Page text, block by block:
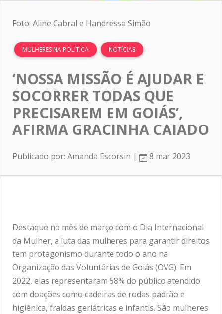
Foto: Aline Cabral e Handressa Simão
MULHERES NA POLÍTICA NOTÍCIAS
‘NOSSA MISSÃO É AJUDAR E
SOCORRER TODAS QUE
PRECISAREM EM GOIÁS’,
AFIRMA GRACINHA CAIADO
Publicado por: Amanda Escorsin | 8 mar 2023
Destaque no mês de março com o Dia Internacional
da Mulher, a luta das mulheres para garantir direitos
tem protagonismo durante todo o ano na
Organização das Voluntárias de Goiás (OVG). Em
2022, elas representaram 58% do público atendido
com doações como cadeiras de rodas padrão e
higiênica, fraldas geriátricas e infantis. São mulheres